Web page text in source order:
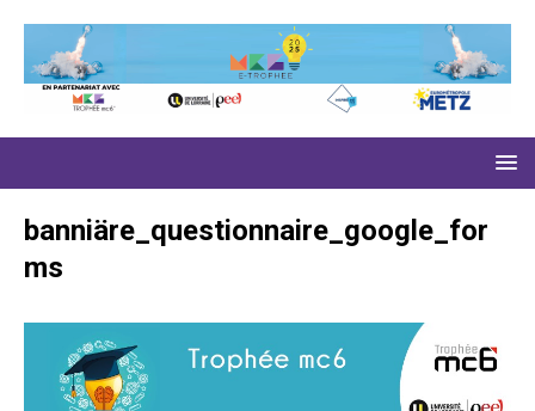
banniäre_questionnaire_google_for
ms